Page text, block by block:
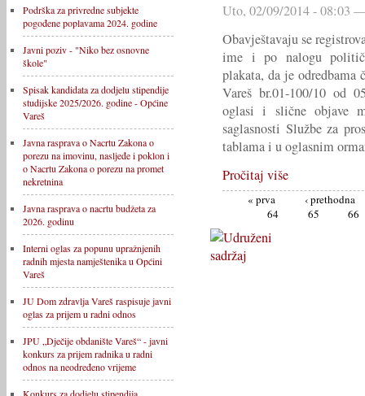
Podrška za privredne subjekte
pogođene poplavama 2024. godine
Javni poziv - "Niko bez osnovne
škole"
Spisak kandidata za dodjelu stipendije
studijske 2025/2026. godine - Općine
Vareš
Javna rasprava o Nacrtu Zakona o
porezu na imovinu, nasljeđe i poklon i
o Nacrtu Zakona o porezu na promet
nekretnina
Javna rasprava o nacrtu budžeta za
2026. godinu
Interni oglas za popunu upražnjenih
radnih mjesta namještenika u Općini
Vareš
JU Dom zdravlja Vareš raspisuje javni
oglas za prijem u radni odnos
JPU „Dječije obdanište Vareš“ - javni
konkurs za prijem radnika u radni
odnos na neodređeno vrijeme
Uto, 02/09/2014 - 08:03
Obavještavaju se
ime i po nalogu
plakata, da je odredbama
Vareš br.01-100/10 od
oglasi i slične objave
saglasnosti Službe za
tablama i u oglasnim
Pročitaj više
« prva
‹ prethodna
64
65 66